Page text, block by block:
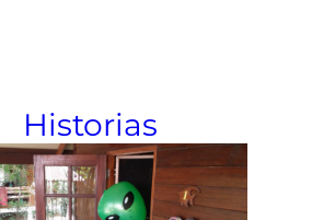
Historias